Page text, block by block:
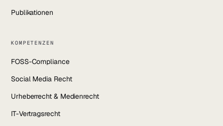
Publikationen
KOMPETENZEN
FOSS-Compliance
Social Media Recht
Urheberrecht & Medienrecht
IT-Vertragsrecht